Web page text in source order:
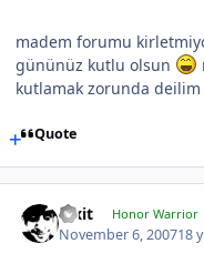
madem forumu
gününüz kutlu olsun
kutlamak zorunda deilim
Quote
Pixit Honor Warrior
November 6, 200718